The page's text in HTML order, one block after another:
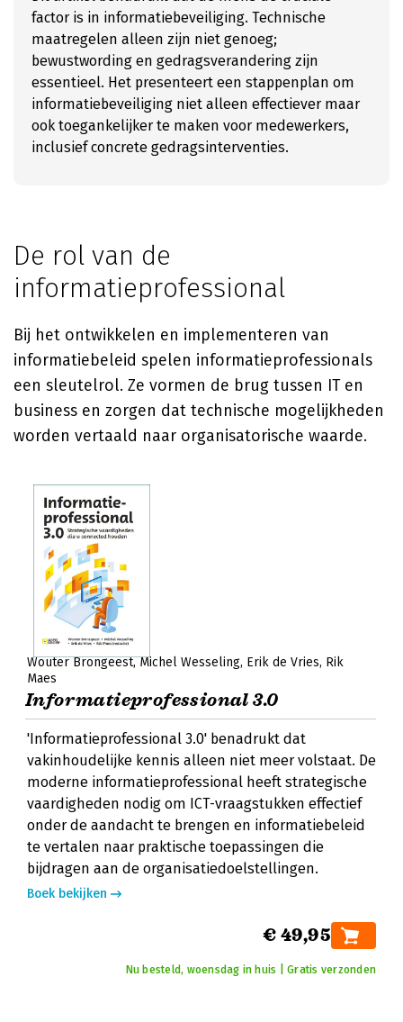
factor is in informatiebeveiliging. Technische
maatregelen alleen zijn niet genoeg;
bewustwording en gedragsverandering zijn
essentieel. Het presenteert een stappenplan om
informatiebeveiliging niet alleen effectiever maar
ook toegankelijker te maken voor medewerkers,
inclusief concrete gedragsinterventies.
De rol van de
informatieprofessional
Bij het ontwikkelen en implementeren van
informatiebeleid spelen informatieprofessionals
een sleutelrol. Ze vormen de brug tussen IT en
business en zorgen dat technische mogelijkheden
worden vertaald naar organisatorische waarde.
Wouter Brongeest Michel Wesseling Erik de Vries Rik
Maes
Informatieprofessional 3.0
'Informatieprofessional 3.0' benadrukt dat
vakinhoudelijke kennis alleen niet meer volstaat. De
moderne informatieprofessional heeft strategische
vaardigheden nodig om ICT-vraagstukken effectief
onder de aandacht te brengen en informatiebeleid
te vertalen naar praktische toepassingen die
bijdragen aan de organisatiedoelstellingen.
Boek bekijken
€ 49,95
Nu besteld, woensdag in huis | Gratis verzonden